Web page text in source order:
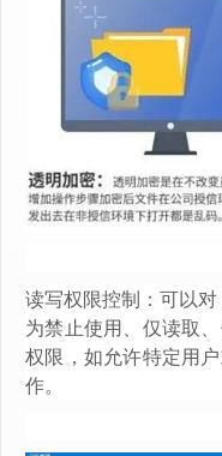
读写权限控制：可以
为禁止使用、仅读取
权限，如允许特定用
作。